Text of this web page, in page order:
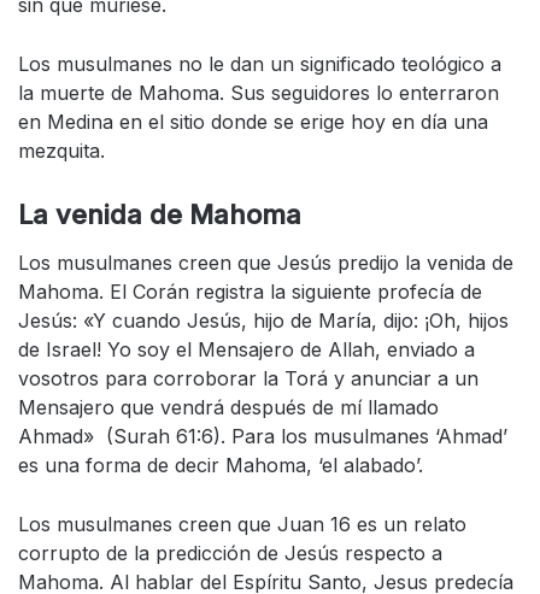
sin que muriese.
Los musulmanes no le dan un significado teológico a
la muerte de Mahoma. Sus seguidores lo enterraron
en Medina en el sitio donde se erige hoy en día una
mezquita.
La venida de Mahoma
Los musulmanes creen que Jesús predijo la venida de
Mahoma. El Corán registra la siguiente profecía de
Jesús: «Y cuando Jesús, hijo de María, dijo: ¡Oh, hijos
de Israel! Yo soy el Mensajero de Allah, enviado a
vosotros para corroborar la Torá y anunciar a un
Mensajero que vendrá después de mí llamado
Ahmad» (Surah 61:6). Para los musulmanes ‘Ahmad’
es una forma de decir Mahoma, ‘el alabado’.
Los musulmanes creen que Juan 16 es un relato
corrupto de la predicción de Jesús respecto a
Mahoma. Al hablar del Espíritu Santo, Jesus predecía